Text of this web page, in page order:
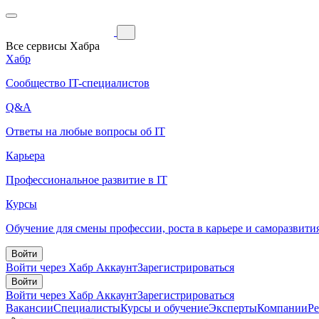
Все сервисы Хабра
Хабр
Сообщество IT-специалистов
Q&A
Ответы на любые вопросы об IT
Карьера
Профессиональное развитие в IT
Курсы
Обучение для смены профессии, роста в карьере и
Войти
Войти через Хабр АккаунтЗарегистрироваться
Войти
Войти через Хабр АккаунтЗарегистрироваться
ВакансииСпециалистыКурсы и обучениеЭкспертыКомпании